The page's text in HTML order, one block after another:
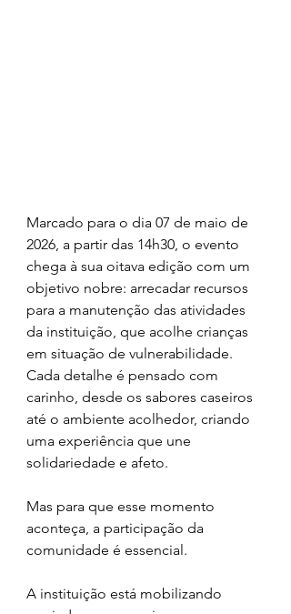
Marcado para o dia 07 de maio de
2026, a partir das 14h30, o evento
chega à sua oitava edição com um
objetivo nobre: arrecadar recursos
para a manutenção das atividades
da instituição, que acolhe crianças
em situação de vulnerabilidade.
Cada detalhe é pensado com
carinho, desde os sabores caseiros
até o ambiente acolhedor, criando
uma experiência que une
solidariedade e afeto.
Mas para que esse momento
aconteça, a participação da
comunidade é essencial.
A instituição está mobilizando